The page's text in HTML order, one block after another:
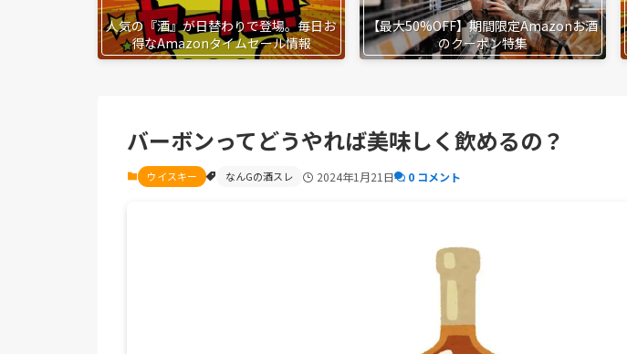
人気の『酒』が日替わりで登場。毎日お
得なAmazonタイムセール情報
【最大50%OFF】期間限定Amazonお酒
のクーポン特集
バーボンってどうやれば美味しく飲めるの？
ウイスキー なんGの酒スレ 2024年1月21日 0 コメント